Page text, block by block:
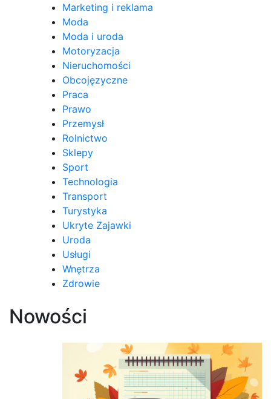
Marketing i reklama
Moda
Moda i uroda
Motoryzacja
Nieruchomości
Obcojęzyczne
Praca
Prawo
Przemysł
Rolnictwo
Sklepy
Sport
Technologia
Transport
Turystyka
Ukryte Zajawki
Uroda
Usługi
Wnętrza
Zdrowie
Nowości